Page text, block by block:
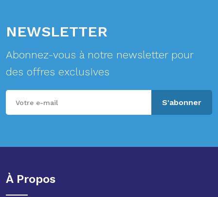
NEWSLETTER
Abonnez-vous à notre newsletter pour
des offres exclusives
S'abonner
À Propos